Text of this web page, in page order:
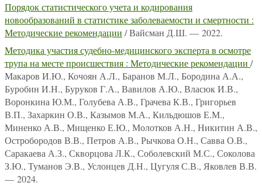
Порядок статистического учета и кодирования
новообразований в статистике заболеваемости и смертности :
Методические рекомендации / Вайсман Д.Ш. — 2022.
Методика участия судебно-медицинского эксперта в осмотре
трупа на месте происшествия : Методические рекомендации /
Макаров И.Ю., Кочоян А.Л., Баранов М.Л., Бородина А.А.,
Буробин И.Н., Буруков Г.А., Вавилов А.Ю., Власюк И.В.,
Воронкина Ю.М., Голубева А.В., Грачева К.В., Григорьев
В.П., Захаркин О.В., Казымов М.А., Кильдюшов Е.М.,
Миненко А.В., Мищенко Е.Ю., Молотков А.Н., Никитин А.В.,
Остробородов В.В., Петров А.В., Рычкова О.Н., Савва О.В.,
Саракаева А.З., Скворцова Л.К., Соболевский М.С., Соколова
З.Ю., Туманов Э.В., Услонцев Д.Н., Цугуля С.В., Яковлев В.В.
— 2024.